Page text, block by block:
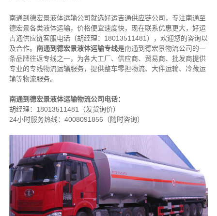
南通到德宏景液体运输公司就选好运吉通供应链公司，专注南通至
德宏景各类液体运输，价格便宜速度快，现在联系优惠更大，好运
吉通供应链客服电话（胡经理：18013511481），欢迎您的咨询以
及合作。 南通到德宏景液体运输专线是南通到德宏景物流公司的一
条品牌往返专线之一，为各大工厂、供应商、贸易商、批发商提供
专业的专线物流运输服务，提供整车零担物流、大件运输、冷藏运
输等物流服务。
南通到德宏景液体运输物流公司电话：
胡经理： 18013511481
（发货询价）
24小时服务热线：4008091856（随时咨询）